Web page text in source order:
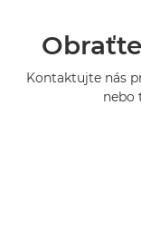
Kontaktujte nás
nebo